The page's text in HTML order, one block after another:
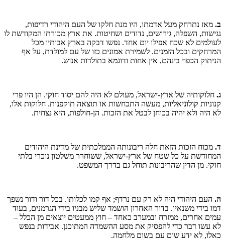
ב. מאז נתרחק מעל אדמתו, היו מנת חלקו של העם היהודי רדיפות,
נגישות, השפלה, גירושים, נדודים ושחיטות. את ארץ מכורתו המקודשת לו
לעולמים לא שכח אפילו יום אחד. נפשו דבקה בארץ אבותיו מכל
המרחקים ובכל הזמנים. לשמירת אמונים כזו של עם למולדת, על אף
הניתוק הכפוי בינהם, אין אחות ודוגמא בתולדות אנוש.
ג. חלוקותיה של ארץ-ישראל, מעולם לא היה להם יסוד חוקי. הן היו פרי
קנוניות קולוניאליות, מעשה התכחשות או תוצאה תוקפנות. חלוקות אלו,
לא היה ולא יהיה בכוחן לבטל את הזכות. הן-חולפות, היא נצחית.
ד. מכוח הזכות הזאת חלה ריבונותה הממלכתית של מדינת היהודים
המחודשת על כל שטח של ארץ-ישראל, ששוחרר משלטון נוכרי בלתי
חוקי. מן הדין שהריבונות תוחל גם בדרך המשפט.
ה. העם היהודי היה לא רק עם נרדף; אף קמו לכלותו. בכל דור ודור נשפך
דמו בידי משנאיו. בדור האחרון הושמד שליש מבניו בידי הגרמנים, בעוד
עמים אחרים, ממזרח ובמערב כאחד – חוץ ממעטים יוצאים מן הכלל –
לא עשו דבר כדי להפסיק את מסע ההשמדה המתוכנן. אבידות בנפש
כאלו, לא ידע שום עם בשום מלחמה.